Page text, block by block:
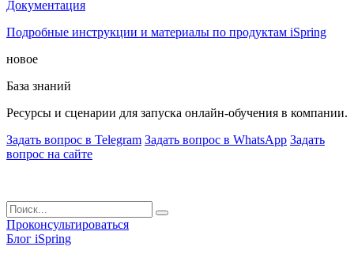
Документация
Подробные инструкции и материалы по продуктам iSpring
новое
База знаний
Ресурсы и сценарии для запуска онлайн-обучения в компании.
Задать вопрос в Telegram Задать вопрос в WhatsApp Задать
вопрос на сайте
Проконсультироваться
Блог iSpring